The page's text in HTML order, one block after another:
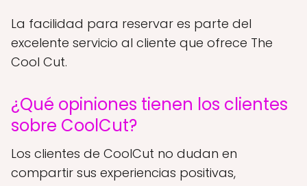
La facilidad para reservar es parte del
excelente servicio al cliente que ofrece The
Cool Cut.
¿Qué opiniones tienen los clientes
sobre CoolCut?
Los clientes de CoolCut no dudan en
compartir sus experiencias positivas,